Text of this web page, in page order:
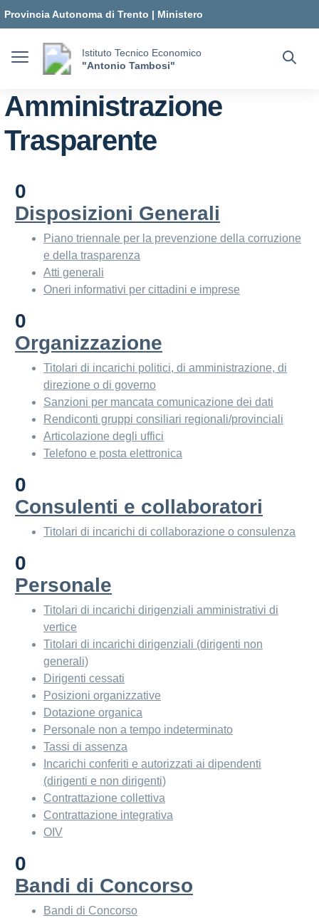
Provincia Autonoma di Trento | Ministero
dell'Istruzione e del Merito
Istituto Tecnico Economico
"Antonio Tambosi"
Amministrazione
Trasparente
0
Disposizioni Generali
Piano triennale per la prevenzione della corruzione
e della trasparenza
Atti generali
Oneri informativi per cittadini e imprese
0
Organizzazione
Titolari di incarichi politici, di amministrazione, di
direzione o di governo
Sanzioni per mancata comunicazione dei dati
Rendiconti gruppi consiliari regionali/provinciali
Articolazione degli uffici
Telefono e posta elettronica
0
Consulenti e collaboratori
Titolari di incarichi di collaborazione o consulenza
0
Personale
Titolari di incarichi dirigenziali amministrativi di
vertice
Titolari di incarichi dirigenziali (dirigenti non
generali)
Dirigenti cessati
Posizioni organizzative
Dotazione organica
Personale non a tempo indeterminato
Tassi di assenza
Incarichi conferiti e autorizzati ai dipendenti
(dirigenti e non dirigenti)
Contrattazione collettiva
Contrattazione integrativa
OIV
0
Bandi di Concorso
Bandi di Concorso